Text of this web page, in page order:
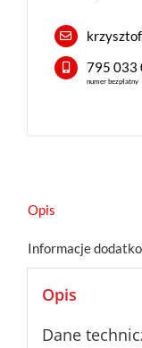
795 033
numer bezpłatny
Opis
Informacje
Opis
Dane